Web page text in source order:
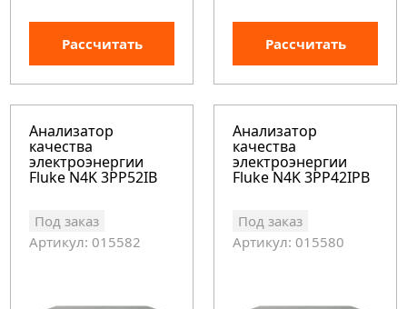
Рассчитать Рассчитать
Анализатор
качества
электроэнергии
Fluke N4K 3PP52IB
Под заказ
Артикул: 015582
Анализатор
качества
электроэнергии
Fluke N4K 3PP42IPB
Под заказ
Артикул: 015580